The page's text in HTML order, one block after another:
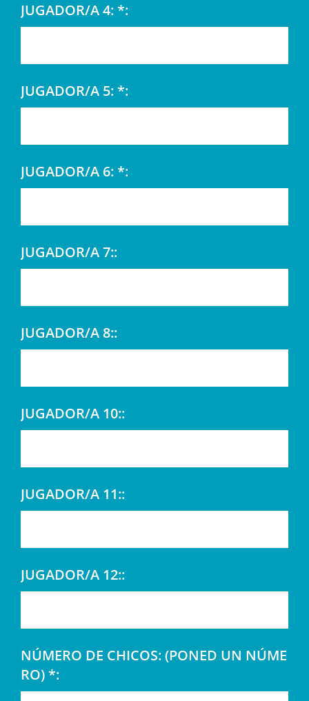
JUGADOR/A 4: *:
JUGADOR/A 5: *:
JUGADOR/A 6: *:
JUGADOR/A 7::
JUGADOR/A 8::
JUGADOR/A 10::
JUGADOR/A 11::
JUGADOR/A 12::
NÚMERO DE CHICOS: (PONED UN NÚME
RO) *: